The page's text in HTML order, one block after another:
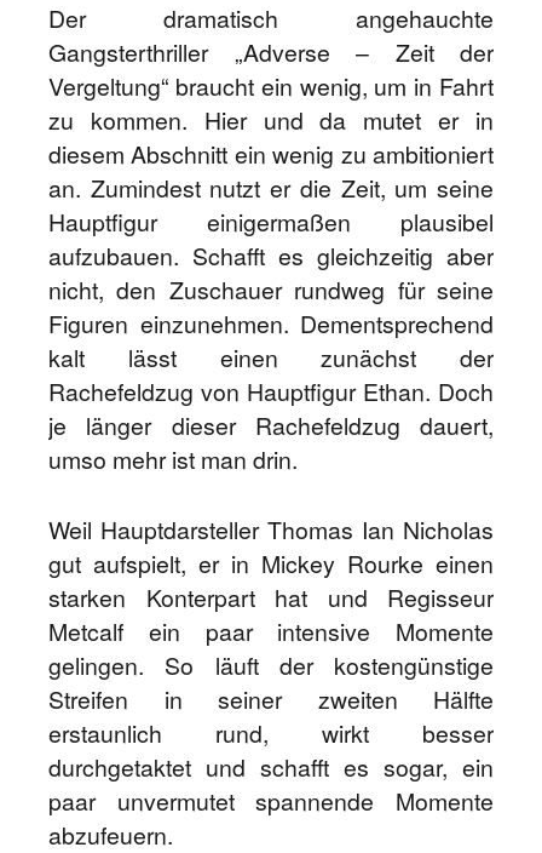
Der dramatisch angehauchte
Gangsterthriller „Adverse – Zeit der
Vergeltung“ braucht ein wenig, um in Fahrt
zu kommen. Hier und da mutet er in
diesem Abschnitt ein wenig zu ambitioniert
an. Zumindest nutzt er die Zeit, um seine
Hauptfigur einigermaßen plausibel
aufzubauen. Schafft es gleichzeitig aber
nicht, den Zuschauer rundweg für seine
Figuren einzunehmen. Dementsprechend
kalt lässt einen zunächst der
Rachefeldzug von Hauptfigur Ethan. Doch
je länger dieser Rachefeldzug dauert,
umso mehr ist man drin.
Weil Hauptdarsteller Thomas Ian Nicholas
gut aufspielt, er in Mickey Rourke einen
starken Konterpart hat und Regisseur
Metcalf ein paar intensive Momente
gelingen. So läuft der kostengünstige
Streifen in seiner zweiten Hälfte
erstaunlich rund, wirkt besser
durchgetaktet und schafft es sogar, ein
paar unvermutet spannende Momente
abzufeuern.